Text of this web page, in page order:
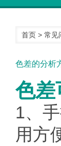
首页 > 常见
色差的分析
色差
1、
用方